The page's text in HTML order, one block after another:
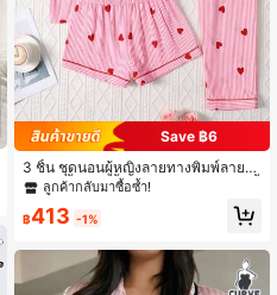
Save ฿6
3 ชิ้น ชุดนอนผู้หญิงลายทางพิมพ์ลายหั
วใจ - เสื้อแขนสั้นคอปกและกางเกงขาสั้
น + กางเกงขายาว
ลูกค้ากลับมาซื้อซ้ำ!
฿413 -1%